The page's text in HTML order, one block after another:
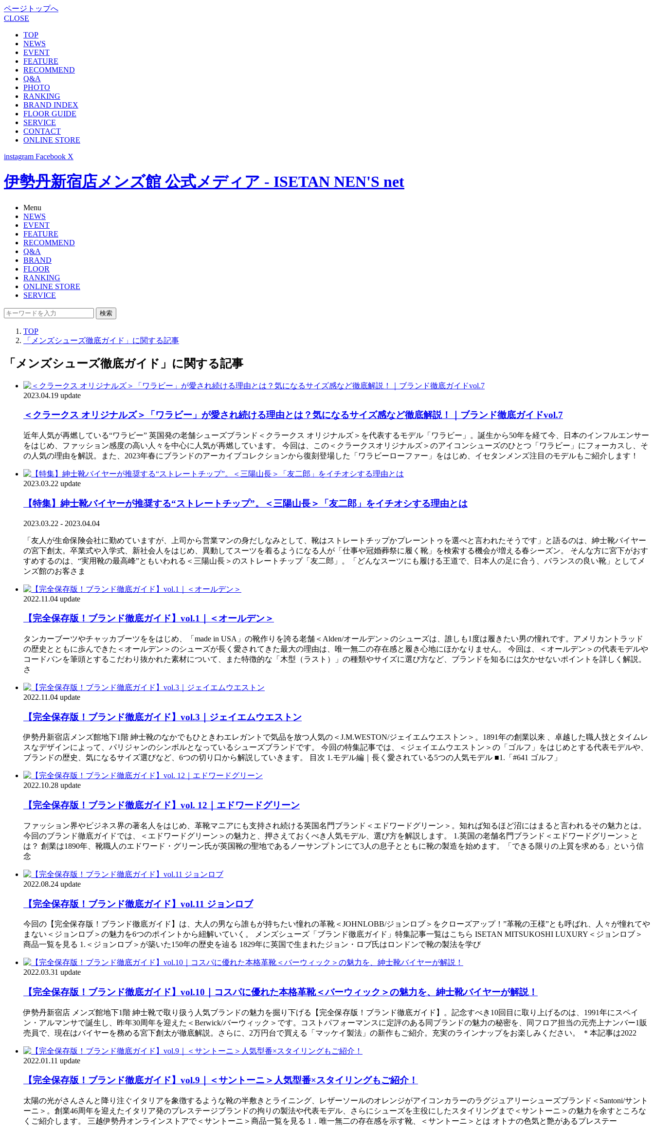
ページトップへ
CLOSE
TOP
NEWS
EVENT
FEATURE
RECOMMEND
Q&A
PHOTO
RANKING
BRAND INDEX
FLOOR GUIDE
SERVICE
CONTACT
ONLINE STORE
instagram Facebook X
伊勢丹新宿店メンズ館 公式メディア - ISETAN NEN'S net
Menu
NEWS
EVENT
FEATURE
RECOMMEND
Q&A
BRAND
FLOOR
RANKING
ONLINE STORE
SERVICE
検索
TOP
「メンズシューズ徹底ガイド」に関する記事
「メンズシューズ徹底ガイド」に関する記事
2023.04.19 update
＜クラークス オリジナルズ＞「ワラビー」が愛され続ける理由とは？気になるサイズ感など徹底解説！｜ブランド徹底ガイドvol.7
近年人気が再燃している“ワラビー” 英国発の老舗シューズブランド＜クラークス オリジナルズ＞を代表するモデル「ワラビー」。誕生から50年を経て今、日本のインフルエンサー
をはじめ、ファッション感度の高い人々を中心に人気が再燃しています。 今回は、この＜クラークスオリジナルズ＞のアイコンシューズのひとつ「ワラビー」にフォーカスし、そ
の人気の理由を解説。また、2023年春にブランドのアーカイブコレクションから復刻登場した「ワラビーローファー」をはじめ、イセタンメンズ注目のモデルもご紹介します！
2023.03.22 update
【特集】紳士靴バイヤーが推奨する“ストレートチップ”。＜三陽山長＞「友二郎」をイチオシする理由とは
2023.03.22 - 2023.04.04
「友人が生命保険会社に勤めていますが、上司から営業マンの身だしなみとして、靴はストレートチップかプレーントゥを選べと言われたそうです」と語るのは、紳士靴バイヤー
の宮下創太。卒業式や入学式、新社会人をはじめ、異動してスーツを着るようになる人が「仕事や冠婚葬祭に履く靴」を検索する機会が増える春シーズン。 そんな方に宮下がおす
すめするのは、“実用靴の最高峰”ともいわれる＜三陽山長＞のストレートチップ「友二郎」。「どんなスーツにも履ける王道で、日本人の足に合う、バランスの良い靴」としてメ
ンズ館のお客さま
2022.11.04 update
【完全保存版！ブランド徹底ガイド】vol.1｜＜オールデン＞
タンカーブーツやチャッカブーツををはじめ、「made in USA」の靴作りを誇る老舗＜Alden/オールデン＞のシューズは、誰しも1度は履きたい男の憧れです。アメリカントラッド
の歴史とともに歩んできた＜オールデン＞のシューズが長く愛されてきた最大の理由は、唯一無二の存在感と履き心地にほかなりません。 今回は、＜オールデン＞の代表モデルや
コードバンを筆頭とするこだわり抜かれた素材について、また特徴的な「木型（ラスト）」の種類やサイズに選び方など、ブランドを知るには欠かせないポイントを詳しく解説。
さ
2022.11.04 update
【完全保存版！ブランド徹底ガイド】vol.3｜ジェイエムウエストン
伊勢丹新宿店メンズ館地下1階 紳士靴のなかでもひときわエレガントで気品を放つ人気の＜J.M.WESTON/ジェイエムウエストン＞。1891年の創業以来 、卓越した職人技とタイムレ
スなデザインによって、パリジャンのシンボルとなっているシューズブランドです。 今回の特集記事では、＜ジェイエムウエストン＞の「ゴルフ」をはじめとする代表モデルや、
ブランドの歴史、気になるサイズ選びなど、6つの切り口から解説していきます。 目次 1.モデル編｜長く愛されている5つの人気モデル ■1.「#641 ゴルフ」
2022.10.28 update
【完全保存版！ブランド徹底ガイド】vol. 12｜エドワードグリーン
ファッション界やビジネス界の著名人をはじめ、革靴マニアにも支持され続ける英国名門ブランド＜エドワードグリーン＞。知れば知るほど沼にはまると言われるその魅力とは。
今回のブランド徹底ガイドでは、＜エドワードグリーン＞の魅力と、押さえておくべき人気モデル、選び方を解説します。 1.英国の老舗名門ブランド＜エドワードグリーン＞と
は？ 創業は1890年、靴職人のエドワード・グリーン氏が英国靴の聖地であるノーサンプトンにて3人の息子とともに靴の製造を始めます。「できる限りの上質を求める」という信
念
2022.08.24 update
【完全保存版！ブランド徹底ガイド】vol.11 ジョンロブ
今回の【完全保存版！ブランド徹底ガイド】は、大人の男なら誰もが持ちたい憧れの革靴＜JOHNLOBB/ジョンロブ＞をクローズアップ！”革靴の王様”とも呼ばれ、人々が憧れてや
まない＜ジョンロブ＞の魅力を6つのポイントから紐解いていく。 メンズシューズ「ブランド徹底ガイド」特集記事一覧はこちら ISETAN MITSUKOSHI LUXURY＜ジョンロブ＞
商品一覧を見る 1.＜ジョンロブ＞が築いた150年の歴史を辿る 1829年に英国で生まれたジョン・ロブ氏はロンドンで靴の製法を学び
2022.03.31 update
【完全保存版！ブランド徹底ガイド】vol.10｜コスパに優れた本格革靴＜バーウィック＞の魅力を、紳士靴バイヤーが解説！
伊勢丹新宿店 メンズ館地下1階 紳士靴で取り扱う人気ブランドの魅力を掘り下げる【完全保存版！ブランド徹底ガイド】。記念すべき10回目に取り上げるのは、1991年にスペイ
ン・アルマンサで誕生し、昨年30周年を迎えた＜Berwick/バーウィック＞です。コストパフォーマンスに定評のある同ブランドの魅力の秘密を、同フロア担当の元売上ナンバー1販
売員で、現在はバイヤーを務める宮下創太が徹底解説。さらに、2万円台で買える「マッケイ製法」の新作もご紹介。充実のラインナップをお楽しみください。 ＊本記事は2022
2022.01.11 update
【完全保存版！ブランド徹底ガイド】vol.9｜＜サントーニ＞人気型番×スタイリングもご紹介！
太陽の光がさんさんと降り注ぐイタリアを象徴するような靴の半敷きとライニング、レザーソールのオレンジがアイコンカラーのラグジュアリーシューズブランド＜Santoni/サント
ーニ＞。創業46周年を迎えたイタリア発のプレステージブランドの拘りの製法や代表モデル、さらにシューズを主役にしたスタイリングまで＜サントーニ＞の魅力を余すところな
くご紹介します。 三越伊勢丹オンラインストアで＜サントーニ＞商品一覧を見る 1．唯一無二の存在感を示す靴、＜サントーニ＞とは オトナの色気と艶があるプレステー